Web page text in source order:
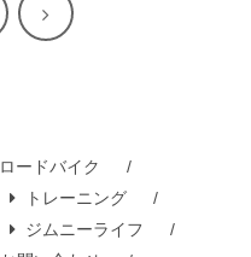
次
ロードバイク
トレーニング
ジムニーライフ